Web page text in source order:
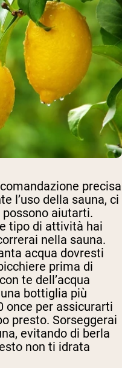
precisa
l’uso della sauna, ci
aiutarti.
tipo di attività hai
nella sauna.
acqua dovresti
prima di
te dell’acqua
bottiglia più
once per assicurarti
presto. Sorseggerai
evitando di berla
non ti idrata